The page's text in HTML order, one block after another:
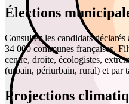
Élections
Consultez les candidats
34 000 communes françaises.
centre, droite, écologistes,
(urbain, périurbain, rural) et par
Projections